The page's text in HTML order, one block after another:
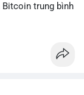
Bitcoin trung bình
giảm giá trị